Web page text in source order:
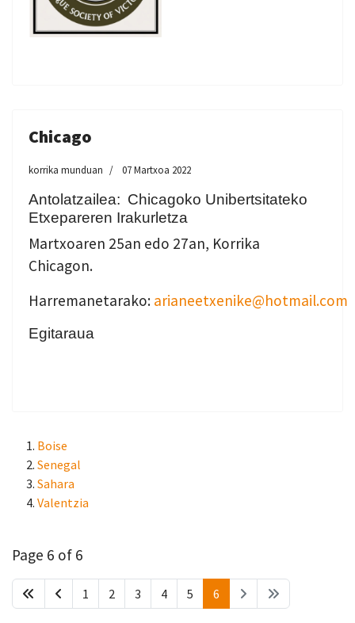
Chicago
korrika munduan 07 Martxoa 2022
Antolatzailea: Chicagoko Unibertsitateko
Etxepareren Irakurletza
Martxoaren 25an edo 27an, Korrika
Chicagon.
Harremanetarako: arianeetxenike@hotmail.com
Egitaraua
Boise
Senegal
Sahara
Valentzia
Page 6 of 6
1 2 3 4 5 6